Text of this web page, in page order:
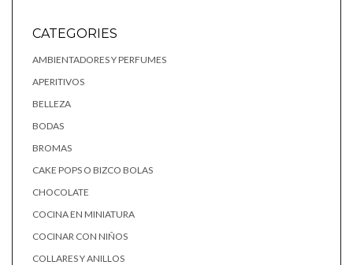
CATEGORIES
AMBIENTADORES Y PERFUMES
APERITIVOS
BELLEZA
BODAS
BROMAS
CAKE POPS O BIZCO BOLAS
CHOCOLATE
COCINA EN MINIATURA
COCINAR CON NIÑOS
COLLARES Y ANILLOS